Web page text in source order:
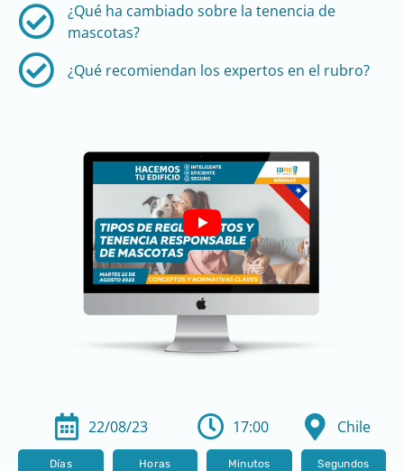
¿Qué ha cambiado sobre la tenencia de
mascotas?​​​​
¿Qué recomiendan los expertos en el rubro?
22/08/23 17:00 Chile
Días Horas Minutos Segundos